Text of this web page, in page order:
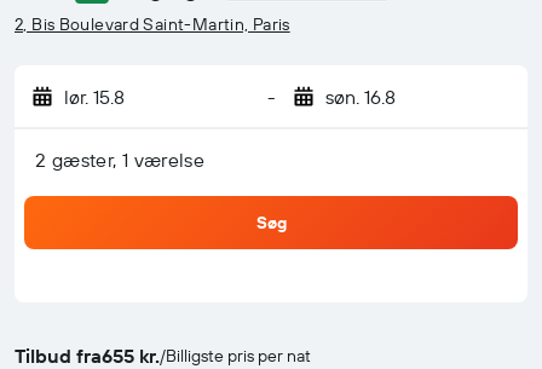
2, Bis Boulevard Saint-Martin, Paris
lør. 15.8 - søn. 16.8
2 gæster, 1 værelse
Søg
Tilbud fra655 kr./Billigste pris per nat